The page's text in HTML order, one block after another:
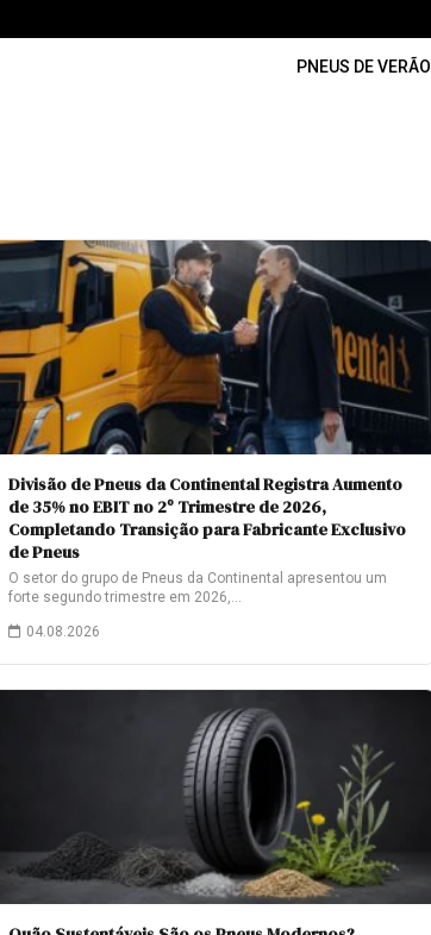
PNEUS DE VERÃO
Divisão de Pneus da Continental Registra Aumento
de 35% no EBIT no 2º Trimestre de 2026,
Completando Transição para Fabricante Exclusivo
de Pneus
O setor do grupo de Pneus da Continental apresentou um
forte segundo trimestre em 2026,…
04.08.2026